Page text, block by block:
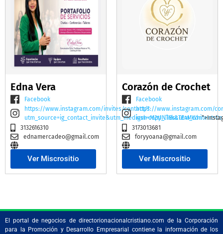
Edna Vera
Facebook
https://www.instagram.com/invites/contact/?
3132616310
ednamercadeo@gmail.com
Ver Miscrositio
Corazón de Crochet
Facebook
https://www.instagram.com/
igsh=M2t1NTBscTE4MWhi
3173013681
foryyoana@gmail.com
Ver Miscrositio
El portal de negocios de directorionacionalcristiano.com de la Corporación
para la Promoción y Desarrollo Empresarial contiene la información de los